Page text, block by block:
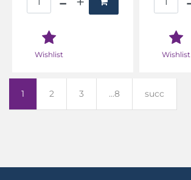
Wishlist Wishlist
1 2 3 ...8 succ